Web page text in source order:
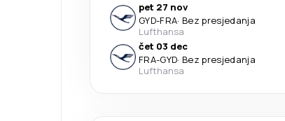
pet 27 nov
GYD-FRA· Bez presjedanja
Lufthansa
čet 03 dec
FRA-GYD· Bez presjedanja
Lufthansa